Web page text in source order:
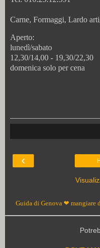
Carne, Formaggi, Lardo
Aperto:
lunedì/sabato
12,30/14,00 - 19,30/22,30
domenica solo per cena
‹
Guida di Genova ❤ mangiare